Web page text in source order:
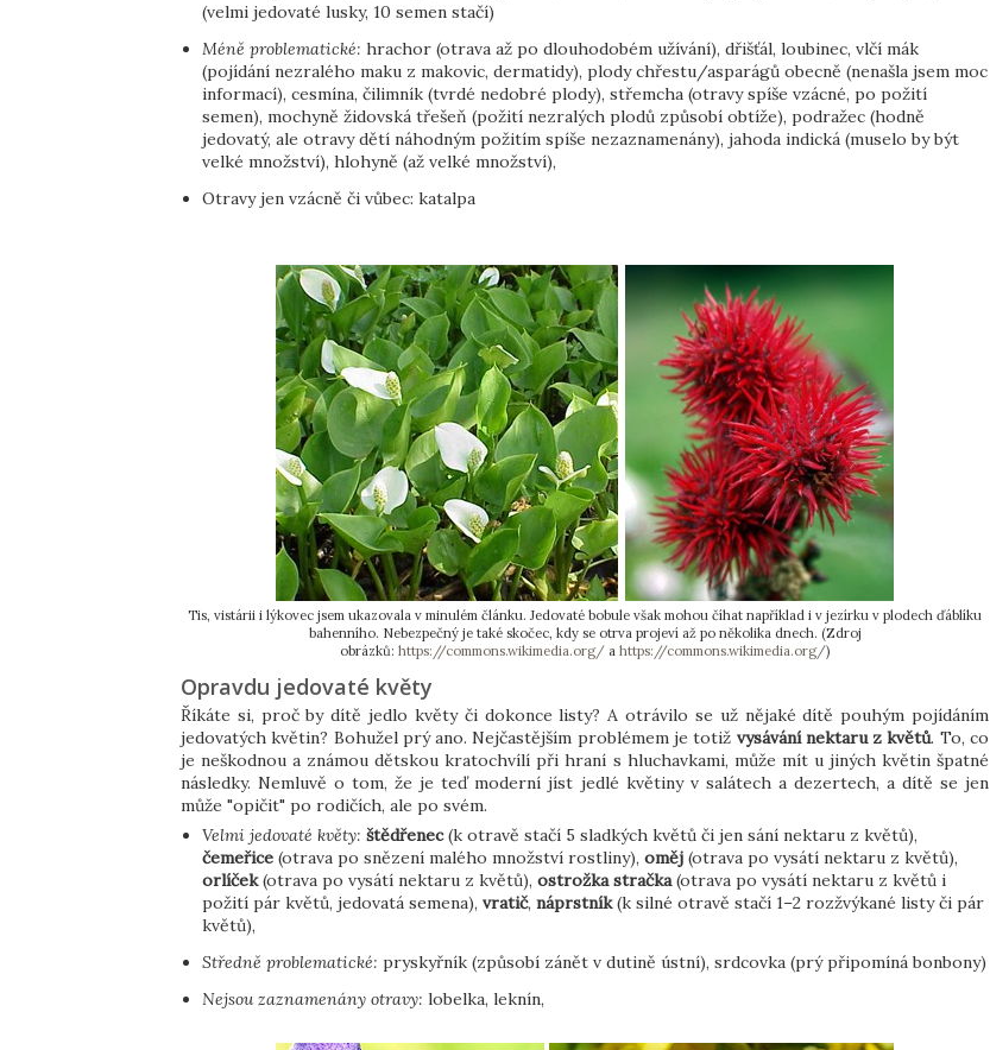
(velmi jedovaté lusky, 10 semen stačí)
Méně problematické: hrachor (otrava až po dlouhodobém užívání), dřišťál, loubinec, vlčí mák
(pojídání nezralého maku z makovic, dermatidy), plody chřestu/asparágů obecně (nenašla jsem moc
informací), cesmína, čilimník (tvrdé nedobré plody), střemcha (otravy spíše vzácné, po požití
semen), mochyně židovská třešeň (požití nezralých plodů způsobí obtíže), podražec (hodně
jedovatý, ale otravy dětí náhodným požitím spíše nezaznamenány), jahoda indická (muselo by být
velké množství), hlohyně (až velké množství),
Otravy jen vzácně či vůbec: katalpa
Tis, vistárii i lýkovec jsem ukazovala v minulém článku. Jedovaté bobule však mohou číhat například i v jezírku v plodech ďáblíku
bahenního. Nebezpečný je také skočec, kdy se otrva projeví až po několika dnech. (Zdroj
obrázků: https://commons.wikimedia.org/ a https://commons.wikimedia.org/)
Opravdu jedovaté květy
Říkáte si, proč by dítě jedlo květy či dokonce listy? A otrávilo se už nějaké dítě pouhým pojídáním
jedovatých květin? Bohužel prý ano. Nejčastějším problémem je totiž vysávání nektaru z květů. To, co
je neškodnou a známou dětskou kratochvílí při hraní s hluchavkami, může mít u jiných květin špatné
následky. Nemluvě o tom, že je teď moderní jíst jedlé květiny v salátech a dezertech, a dítě se jen
může "opičit" po rodičích, ale po svém.
Velmi jedovaté květy: štědřenec(k otravě stačí 5 sladkých květů či jen sání nektaru z květů),
čemeřice(otrava po snězení malého množství rostliny), oměj(otrava po vysátí nektaru z květů),
orlíček(otrava po vysátí nektaru z květů), ostrožka stračka(otrava po vysátí nektaru z květů i
požití pár květů, jedovatá semena), vratič, náprstník(k silné otravě stačí 1–2 rozžvýkané listy či pár
květů),
Středně problematické: pryskyřník (způsobí zánět v dutině ústní), srdcovka (prý připomíná bonbony)
Nejsou zaznamenány otravy: lobelka, leknín,